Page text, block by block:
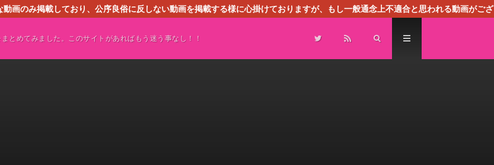
画のみ掲載しており、公序良俗に反しない動画を掲載する様に心掛けておりますが、もし一般通念上不適合と思われる動画がござ
とめてみました。このサイトがあればもう迷う事なし！！